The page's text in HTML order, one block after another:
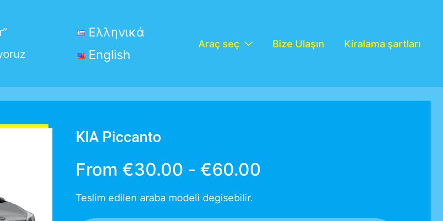
Ελληνικά
English
Araç seç Bize Ulaşın Kiralama şartları
KIA Piccanto
From €30.00 - €60.00
Teslim edilen araba modeli degisebilir.